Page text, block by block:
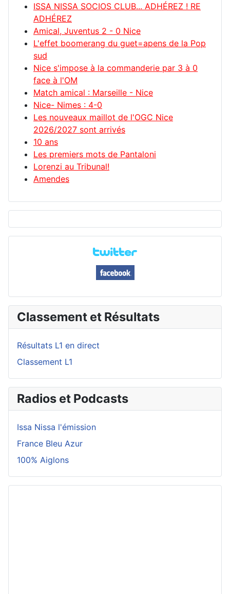
ISSA NISSA SOCIOS CLUB... ADHÉREZ ! RE
ADHÉREZ
Amical, Juventus 2 - 0 Nice
L'effet boomerang du guet=apens de la Pop
sud
Nice s'impose à la commanderie par 3 à 0
face à l'OM
Match amical : Marseille - Nice
Nice- Nimes : 4-0
Les nouveaux maillot de l'OGC Nice
2026/2027 sont arrivés
10 ans
Les premiers mots de Pantaloni
Lorenzi au Tribunal!
Amendes
Classement et Résultats
Résultats L1 en direct
Classement L1
Radios et Podcasts
Issa Nissa l'émission
France Bleu Azur
100% Aiglons